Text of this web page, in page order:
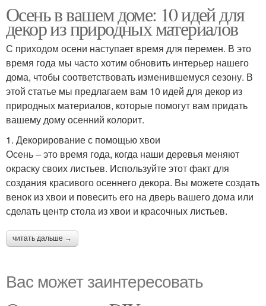
Осень в вашем доме: 10 идей для
декор из природных материалов
С приходом осени наступает время для перемен. В это
время года мы часто хотим обновить интерьер нашего
дома, чтобы соответствовать изменившемуся сезону. В
этой статье мы предлагаем вам 10 идей для декор из
природных материалов, которые помогут вам придать
вашему дому осенний колорит.
1. Декорирование с помощью хвои
Осень – это время года, когда наши деревья меняют
окраску своих листьев. Используйте этот факт для
создания красивого осеннего декора. Вы можете создать
венок из хвои и повесить его на дверь вашего дома или
сделать центр стола из хвои и красочных листьев.
читать дальше →
Вас может заинтересовать